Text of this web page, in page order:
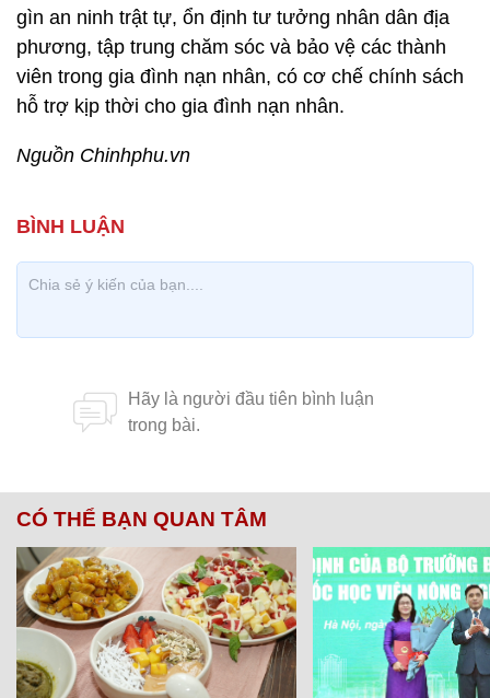
gìn an ninh trật tự, ổn định tư tưởng nhân dân địa
phương, tập trung chăm sóc và bảo vệ các thành
viên trong gia đình nạn nhân, có cơ chế chính sách
hỗ trợ kịp thời cho gia đình nạn nhân.
Nguồn Chinhphu.vn
CÓ THỂ BẠN QUAN TÂM